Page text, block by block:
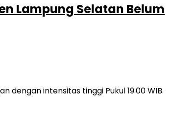
Lampung Selatan Belum
dengan intensitas tinggi Pukul 19.00 WIB.